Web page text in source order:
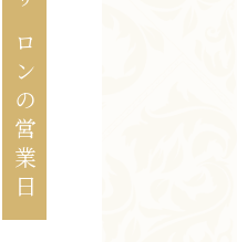
サロンの営業日